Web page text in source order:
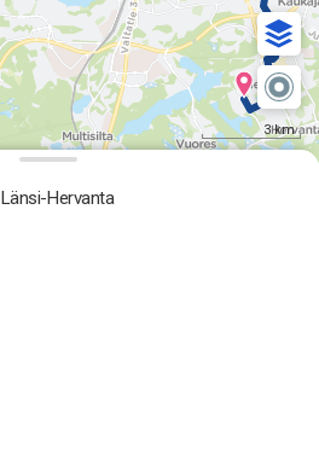
3 km
Länsi-Hervanta